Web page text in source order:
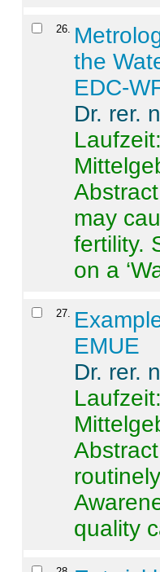
26.
the
EDC-
Dr. rer.
may
fertility.
on a
27.
EMUE
Dr. rer.
quality